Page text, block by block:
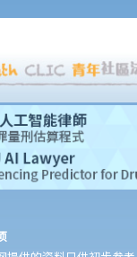
客户资料给予本公司的竞
予他预先通知（或代通
经常指令我在货仓内搬运
板亦没有在我面试时说
代通知金）而辞职？
予理由，雇主可否实时解